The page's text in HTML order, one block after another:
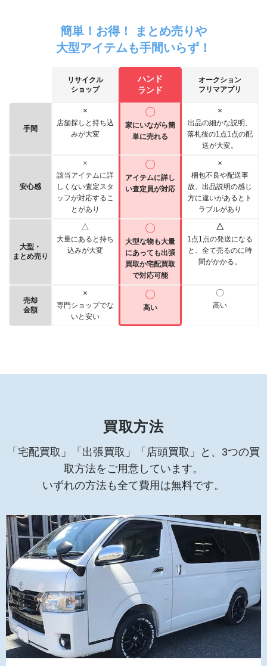
簡単！お得！ まとめ売りや
大型アイテムも手間いらず！
リサイクル
ショップ
ハンド
ランド
オークション
フリマアプリ
手間
×
店舗探しと持ち込
みが大変
〇
家にいながら簡
単に売れる
×
出品の細かな説明、
落札後の1点1点の配
送が大変。
安心感
×
該当アイテムに詳
しくない査定スタ
ッフが対応するこ
とがあり
〇
アイテムに詳し
い査定員が対応
×
梱包不良や配送事
故、出品説明の感じ
方に違いがあるとト
ラブルがあり
大型・
まとめ売り
△
大量にあると持ち
込みが大変
〇
大型な物も大量
にあっても出張
買取か宅配買取
で対応可能
△
1点1点の発送になる
と、全て売るのに時
間がかかる。
売却
金額
×
専門ショップでな
いと安い
〇
高い
〇
高い
買取方法
「宅配買取」「出張買取」「店頭買取」と、3つの買
取方法をご用意しています。
いずれの方法も全て費用は無料です。